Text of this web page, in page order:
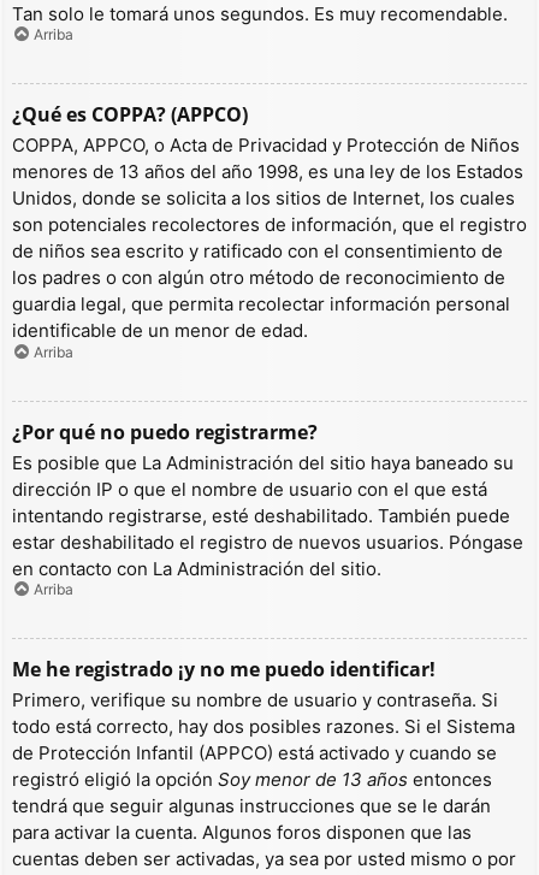
Tan solo le tomará unos segundos. Es muy recomendable.
Arriba
¿Qué es COPPA? (APPCO)
COPPA, APPCO, o Acta de Privacidad y Protección de Niños
menores de 13 años del año 1998, es una ley de los Estados
Unidos, donde se solicita a los sitios de Internet, los cuales
son potenciales recolectores de información, que el registro
de niños sea escrito y ratificado con el consentimiento de
los padres o con algún otro método de reconocimiento de
guardia legal, que permita recolectar información personal
identificable de un menor de edad.
Arriba
¿Por qué no puedo registrarme?
Es posible que La Administración del sitio haya baneado su
dirección IP o que el nombre de usuario con el que está
intentando registrarse, esté deshabilitado. También puede
estar deshabilitado el registro de nuevos usuarios. Póngase
en contacto con La Administración del sitio.
Arriba
Me he registrado ¡y no me puedo identificar!
Primero, verifique su nombre de usuario y contraseña. Si
todo está correcto, hay dos posibles razones. Si el Sistema
de Protección Infantil (APPCO) está activado y cuando se
registró eligió la opción Soy menor de 13 años entonces
tendrá que seguir algunas instrucciones que se le darán
para activar la cuenta. Algunos foros disponen que las
cuentas deben ser activadas, ya sea por usted mismo o por